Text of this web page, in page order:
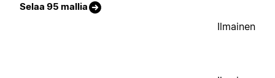
Selaa 95 mallia
Ilmainen